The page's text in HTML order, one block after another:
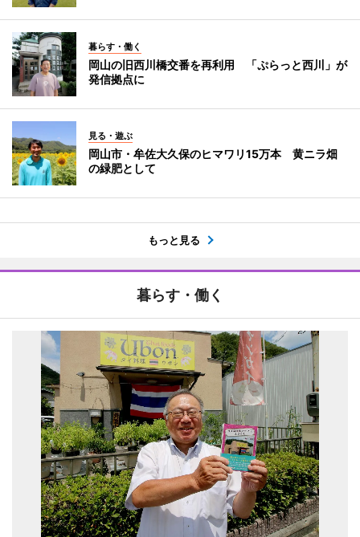
暮らす・働く
岡山の旧西川橋交番を再利用 「ぷらっと西川」が
発信拠点に
見る・遊ぶ
岡山市・牟佐大久保のヒマワリ15万本 黄ニラ畑
の緑肥として
もっと見る
暮らす・働く